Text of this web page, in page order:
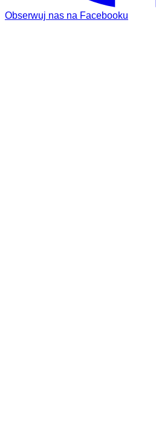
Obserwuj nas na Facebooku